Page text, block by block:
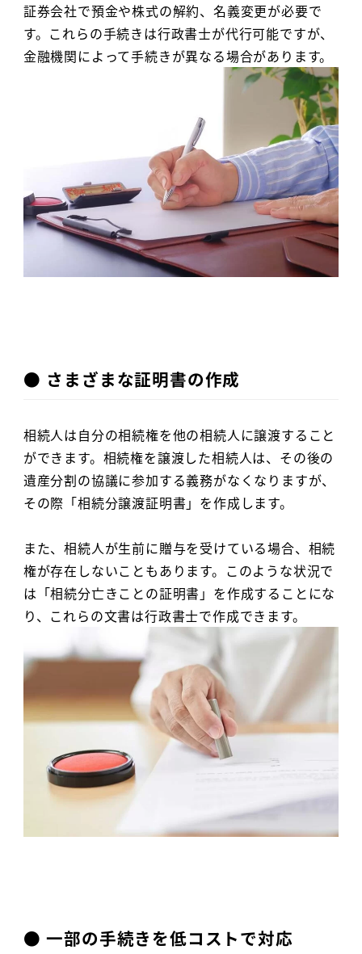
証券会社で預金や株式の解約、名義変更が必要で
す。これらの手続きは行政書士が代行可能ですが、
金融機関によって手続きが異なる場合があります。
● さまざまな証明書の作成
相続人は自分の相続権を他の相続人に譲渡すること
ができます。相続権を譲渡した相続人は、その後の
遺産分割の協議に参加する義務がなくなりますが、
その際「相続分譲渡証明書」を作成します。
また、相続人が生前に贈与を受けている場合、相続
権が存在しないこともあります。このような状況で
は「相続分亡きことの証明書」を作成することにな
り、これらの文書は行政書士で作成できます。
● 一部の手続きを低コストで対応